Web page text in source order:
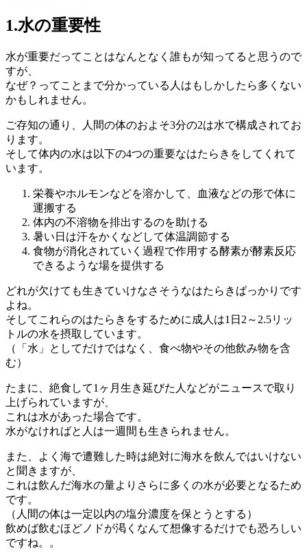
1.水の重要性
水が重要だってことはなんとなく誰もが知ってると思うので
すが、
なぜ？ってことまで分かっている人はもしかしたら多くない
かもしれません。
ご存知の通り、人間の体のおよそ3分の2は水で構成されてお
ります。
そして体内の水は以下の4つの重要なはたらきをしてくれて
います。
栄養やホルモンなどを溶かして、血液などの形で体に
運搬する
体内の不溶物を排出するのを助ける
暑い日は汗をかくなどして体温調節する
食物が消化されていく過程で作用する酵素が酵素反応
できるような場を提供する
どれが欠けても生きていけなさそうなはたらきばっかりです
よね。
そしてこれらのはたらきをするために成人は1日2～2.5リッ
トルの水を摂取しています。
（「水」としてだけではなく、食べ物やその他飲み物を含
む）
たまに、絶食して1ヶ月生き延びた人などがニュースで取り
上げられていますが、
これは水があった場合です。
水がなければと人は一週間も生きられません。
また、よく海で遭難した時は絶対に海水を飲んではいけない
と聞きますが、
これは飲んだ海水の量よりさらに多くの水が必要となるため
です。
（人間の体は一定以内の塩分濃度を保とうとする）
飲めば飲むほどノドが渇くなんて想像するだけでも恐ろしい
ですね。。